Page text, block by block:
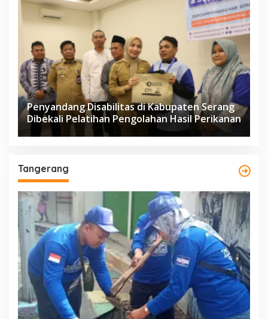
Penyandang Disabilitas di Kabupaten Serang
Dibekali Pelatihan Pengolahan Hasil Perikanan
Tangerang